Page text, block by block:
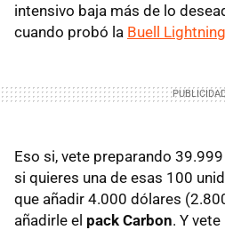
intensivo baja más de lo
cuando probó la Buell
Eso si, vete preparando
si quieres una de esas 100
que añadir 4.000 dólares
añadirle el pack Carbon. Y